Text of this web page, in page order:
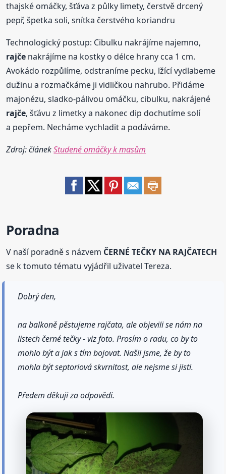
thajské omáčky, šťáva z půlky limety, čerstvě drcený
pepř, špetka soli, snítka čerstvého koriandru
Technologický postup: Cibulku nakrájíme najemno,
rajče nakrájíme na kostky o délce hrany cca 1 cm.
Avokádo rozpůlíme, odstraníme pecku, lžící vydlabeme
dužinu a rozmačkáme ji vidličkou nahrubo. Přidáme
majonézu, sladko-pálivou omáčku, cibulku, nakrájené
rajče, šťávu z limetky a nakonec dip dochutíme solí
a pepřem. Necháme vychladit a podáváme.
Zdroj: článekStudené omáčky k masům
Poradna
V naší poradně s názvem ČERNÉ TEČKY NA RAJČATECH
se k tomuto tématu vyjádřil uživatel Tereza.
Dobrý den,
na balkoně pěstujeme rajčata, ale objevili se nám na
listech černé tečky - viz foto. Prosím o radu, co by to
mohlo být a jak s tím bojovat. Našli jsme, že by to
mohla být septoriová skvrnitost, ale nejsme si jisti.
Předem děkuji za odpovědi.